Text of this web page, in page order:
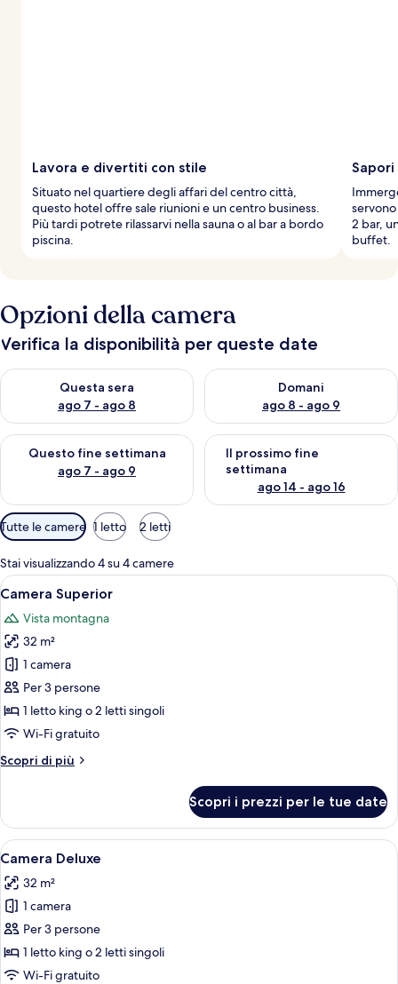
Lavora e divertiti con stile
Situato nel quartiere degli affari del centro città,
questo hotel offre sale riunioni e un centro business.
Più tardi potrete rilassarvi nella sauna o al bar a bordo
piscina.
Sapori
2 bar,
buffet.
Opzioni della camera
Verifica la disponibilità per queste date
Questa sera
ago 7 - ago 8
Verifica la disponibilità per questa sera, ago 7 - ago 8
Domani
ago 8 - ago 9
Verifica la disponibilità per
Questo fine settimana
ago 7 - ago 9
Verifica la disponibilità per questo fine settimana, ago 7 - ago
Il prossimo fine
settimana
ago 14 - ago 16
Verifica la disponibilità per il
Filtri
disponibili
per
le
camere
Tutte le camere 1 letto 2 letti
Stai visualizzando 4 su 4 camere
Apri
tutte
le
foto
per
Camera
Superior
Camera Superior | Minibar, una
16
Camera Superior
Vista montagna
32 m²
1 camera
Per 3 persone
1 letto king o 2 letti singoli
Wi-Fi gratuito
Scopri di più
Altri
Superior
Scopri i prezzi per le tue date
Apri
tutte
le
foto
per
Camera
Deluxe
Camera d'albergo con un letto
18
Camera Deluxe
32 m²
1 camera
Per 3 persone
1 letto king o 2 letti singoli
Wi-Fi gratuito